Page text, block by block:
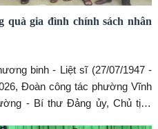
quà gia đình chính sách nhân
binh - Liệt sĩ (27/07/1947 -
Vĩnh
- Bí thư Đảng ủy, Chủ tịch